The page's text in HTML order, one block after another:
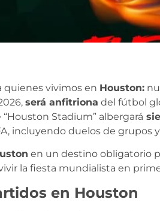
quienes vivimos en Houston:
será anfitriona del fútbol
Stadium” albergará
incluyendo duelos de grupos
en un destino obligatorio
la fiesta mundialista en
en Houston